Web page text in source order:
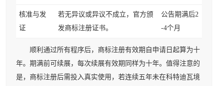
核准与发
证
若无异议或异议不成立，官方颁
发商标注册证书。
公告期满后2
-4个月
顺利通过所有程序后，商标注册有效期自申请日起算为十
年。期满前可续展，每次续展有效期同样为十年。值得注意的
是，商标注册后需投入真实使用，若连续五年未在科特迪瓦境